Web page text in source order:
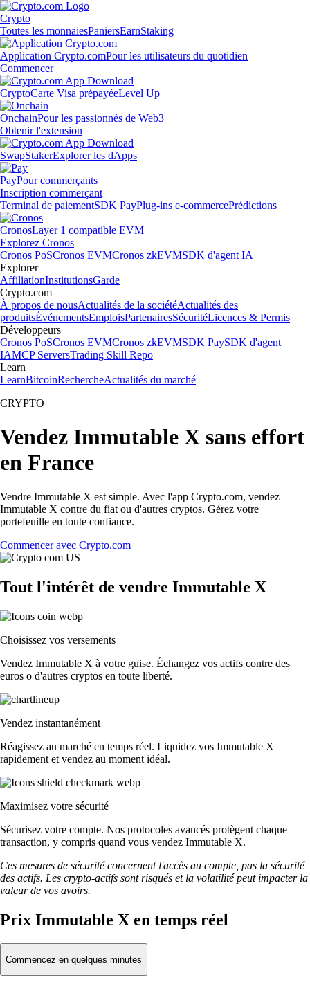
Crypto
Toutes les monnaiesPaniersEarnStaking
Application Crypto.comPour les utilisateurs du quotidien
Commencer
CryptoCarte Visa prépayéeLevel Up
OnchainPour les passionnés de Web3
Obtenir l'extension
SwapStakerExplorer les dApps
PayPour commerçants
Inscription commerçant
Terminal de paiementSDK PayPlug-ins e-commercePrédictions
CronosLayer 1 compatible EVM
Explorez Cronos
Cronos PoSCronos EVMCronos zkEVMSDK d'agent IA
Explorer
AffiliationInstitutionsGarde
Crypto.com
À propos de nousActualités de la sociétéActualités des
produitsÉvénementsEmploisPartenairesSécuritéLicences & Permis
Développeurs
Cronos PoSCronos EVMCronos zkEVMSDK PaySDK d'agent
IAMCP ServersTrading Skill Repo
Learn
LearnBitcoinRechercheActualités du marché
CRYPTO
Vendez Immutable X sans effort
en France
Vendre Immutable X est simple. Avec l'app Crypto.com, vendez
Immutable X contre du fiat ou d'autres cryptos. Gérez votre
portefeuille en toute confiance.
Commencer avec Crypto.com
Tout l'intérêt de vendre Immutable X
Choisissez vos versements
Vendez Immutable X à votre guise. Échangez vos actifs contre des
euros o d'autres cryptos en toute liberté.
Vendez instantanément
Réagissez au marché en temps réel. Liquidez vos Immutable X
rapidement et vendez au moment idéal.
Maximisez votre sécurité
Sécurisez votre compte. Nos protocoles avancés protègent chaque
transaction, y compris quand vous vendez Immutable X.
Ces mesures de sécurité concernent l'accès au compte, pas la sécurité
des actifs. Les crypto-actifs sont risqués et la volatilité peut impacter la
valeur de vos avoirs.
Prix Immutable X en temps réel
Commencez en quelques minutes